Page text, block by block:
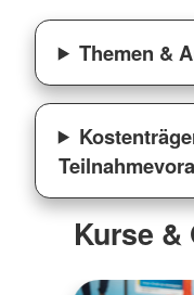
Themen &
Kurse &